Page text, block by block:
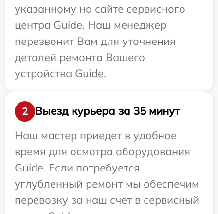
указанному на сайте сервисного
центра Guide. Наш менеджер
перезвонит Вам для уточнения
деталей ремонта Вашего
устройства Guide.
2
Выезд курьера за 35 минут
Наш мастер приедет в удобное
время для осмотра оборудования
Guide. Если потребуется
углубленный ремонт мы обеспечим
перевозку за наш счет в сервисный